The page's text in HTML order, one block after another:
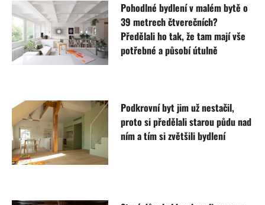
Pohodlné bydlení v malém bytě o
39 metrech čtverečních?
Předělali ho tak, že tam mají vše
potřebné a působí útulně
Podkrovní byt jim už nestačil,
proto si předělali starou půdu nad
ním a tím si zvětšili bydlení